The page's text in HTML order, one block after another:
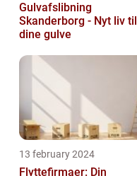
Gulvafslibning
Skanderborg - Nyt liv til
dine gulve
13 february 2024
Flyttefirmaer: Din